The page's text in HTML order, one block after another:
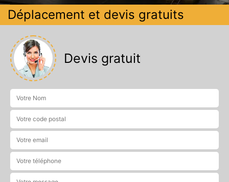
Déplacement et devis gratuits
Devis gratuit